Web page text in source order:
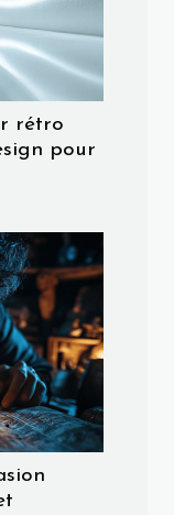
rétro
pour